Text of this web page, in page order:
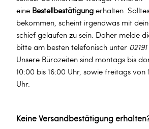
eine Bestellbestätigung erhalten.
bekommen, scheint irgendwas mit
schief gelaufen zu sein. Daher melde
bitte am besten telefonisch unter
Unsere Bürozeiten sind montags bis
10:00 bis 16:00 Uhr, sowie freitags von
Uhr.
Keine Versandbestätigung